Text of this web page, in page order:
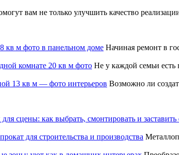
вам не только улучшить качество
кв м фото в панельном доме Начиная ремонт в
комнате 20 кв м фото Не у каждой семьи есть
13 кв м — фото интерьеров Возможно ли
сцены: как выбрать, смонтировать и заставить
для строительства и производства